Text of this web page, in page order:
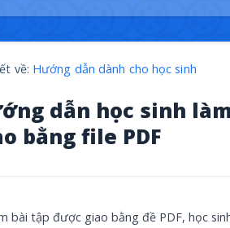
về: Hướng dẫn dành cho học sinh
dẫn học sinh
bằng file PDF
bài tập được giao bằng đề PDF, học